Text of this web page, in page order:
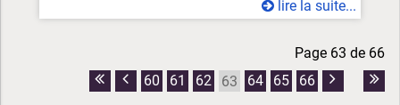
lire la suite...
Page 63 de 66
Première
Page
60 61 62 63 64 65 66
Page